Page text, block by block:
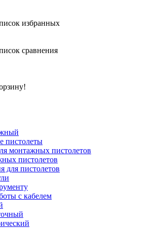
избранных
сравнения
пистолеты
монтажных пистолетов
пистолетов
для пистолетов
с кабелем